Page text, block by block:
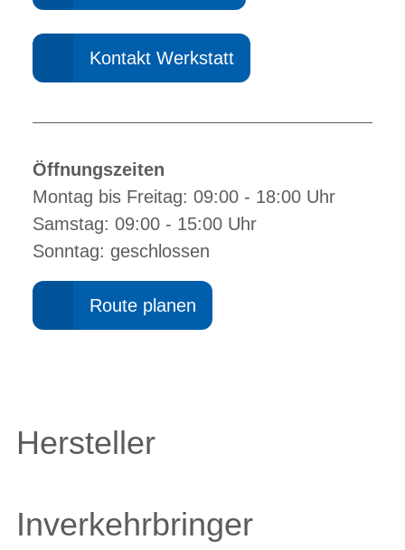
Kontakt Werkstatt
Öffnungszeiten
Montag bis Freitag: 09:00 - 18:00 Uhr
Samstag: 09:00 - 15:00 Uhr
Sonntag: geschlossen
Route planen
Hersteller
Inverkehrbringer